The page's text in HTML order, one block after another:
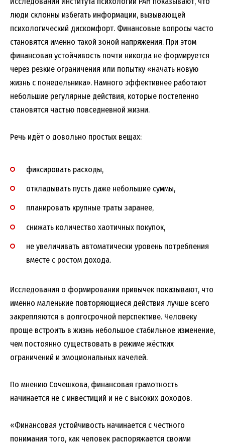
люди склонны избегать информации, вызывающей
психологический дискомфорт. Финансовые вопросы часто
становятся именно такой зоной напряжения. При этом
финансовая устойчивость почти никогда не формируется
через резкие ограничения или попытку «начать новую
жизнь с понедельника». Намного эффективнее работают
небольшие регулярные действия, которые постепенно
становятся частью повседневной жизни.
Речь идёт о довольно простых вещах:
фиксировать расходы,
откладывать пусть даже небольшие суммы,
планировать крупные траты заранее,
снижать количество хаотичных покупок,
не увеличивать автоматически уровень потребления
вместе с ростом дохода.
Исследования о формировании привычек показывают, что
именно маленькие повторяющиеся действия лучше всего
закрепляются в долгосрочной перспективе. Человеку
проще встроить в жизнь небольшое стабильное изменение,
чем постоянно существовать в режиме жёстких
ограничений и эмоциональных качелей.
По мнению Сочешкова, финансовая грамотность
начинается не с инвестиций и не с высоких доходов.
«Финансовая устойчивость начинается с честного
понимания того, как человек распоряжается своими